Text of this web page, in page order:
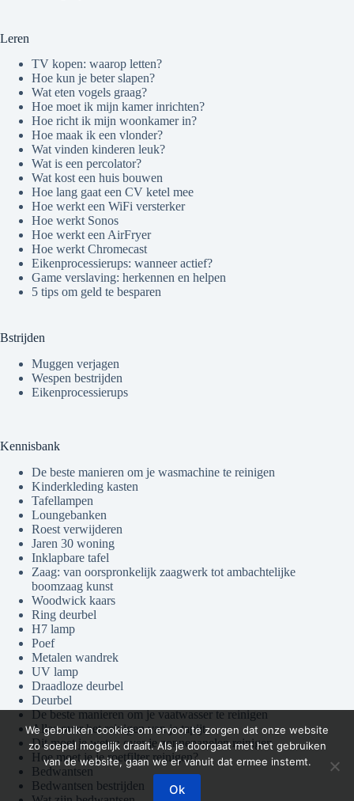
Leren
TV kopen: waarop letten?
Hoe kun je beter slapen?
Wat eten vogels graag?
Hoe moet ik mijn kamer inrichten?
Hoe richt ik mijn woonkamer in?
Hoe maak ik een vlonder?
Wat vinden kinderen leuk?
Wat is een percolator?
Wat kost een huis bouwen
Hoe lang gaat een CV ketel mee
Hoe werkt een WiFi versterker
Hoe werkt Sonos
Hoe werkt een AirFryer
Hoe werkt Chromecast
Eikenprocessierups: wanneer actief?
Game verslaving: herkennen en helpen
5 tips om geld te besparen
Bstrijden
Muggen verjagen
Wespen bestrijden
Eikenprocessierups
Kennisbank
De beste manieren om je wasmachine te reinigen
Kinderkleding kasten
Tafellampen
Loungebanken
Roest verwijderen
Jaren 30 woning
Inklapbare tafel
Zaag: van oorspronkelijk zaagwerk tot ambachtelijke
boomzaag kunst
Woodwick kaars
Ring deurbel
H7 lamp
Poef
Metalen wandrek
UV lamp
Draadloze deurbel
Deurbel
De beste manieren om je vaatwasser te reinigen
Alles over het reinigen van je tapijt
Dit moet je weten over je zonnepanelen reinigen
Hoe moet je je roetfilter reinigen?
Bedwantsen
Bedwantsen bestrijden
We gebruiken cookies om ervoor te zorgen dat onze website
zo soepel mogelijk draait. Als je doorgaat met het gebruiken
van de website, gaan we er vanuit dat ermee instemt.
Ok